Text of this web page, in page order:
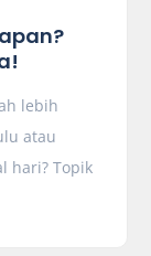
lebih
atau
hari? Topik